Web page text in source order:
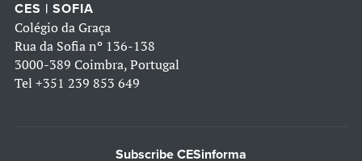
CES | SOFIA
Colégio da Graça
Rua da Sofia nº 136-138
3000-389 Coimbra, Portugal
Tel +351 239 853 649
Subscribe CESinforma